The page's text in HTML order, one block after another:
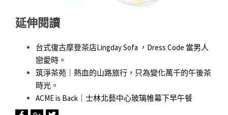
延伸閱讀
台式復古摩登茶店Lingday Sofa ，Dress Code 當男人
戀愛時。
筑淨茶苑｜熱血的山路旅行，只為變化萬千的午後茶
時光。
ACME is Back｜士林北藝中心玻璃帷幕下早午餐